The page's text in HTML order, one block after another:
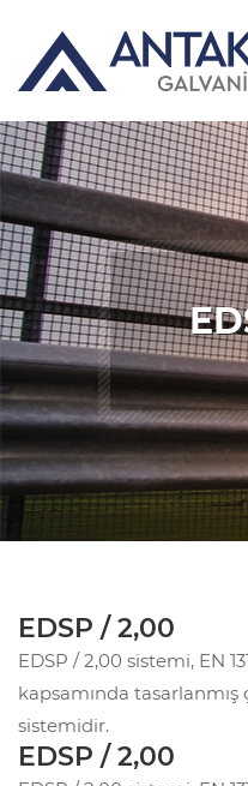
EDSP / 2,00
EDSP / 2,00 sistemi, EN
kapsamında
sistemidir.
EDSP / 2,00